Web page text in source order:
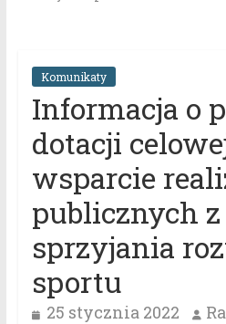
Komunikaty
Informacja o
dotacji
wsparcie
publicznych
sprzyjania
sportu
25 stycznia 2022